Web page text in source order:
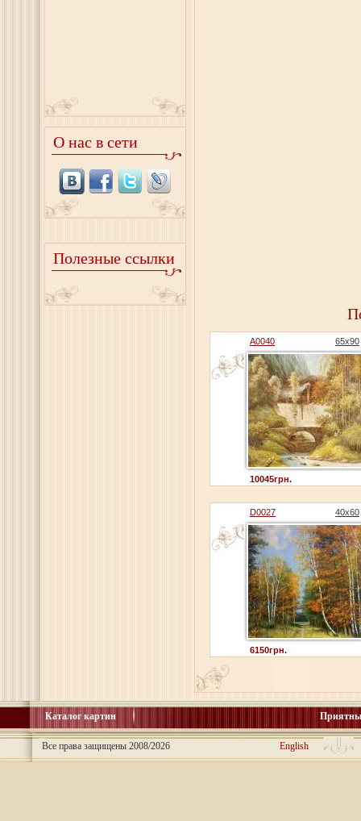
О нас в сети
Полезные ссылки
A0040 65x90
10045грн.
D0027 40x60
6150грн.
Каталог картин
Все права защищены 2008/2026 English